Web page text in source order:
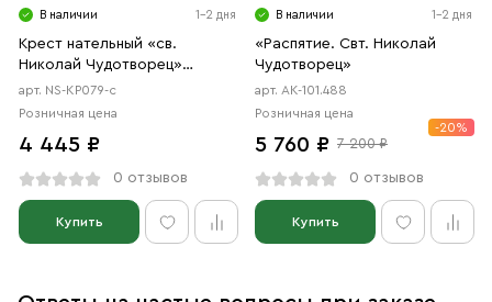
В наличии 1-2 дня
Крест нательный «св.
Николай Чудотворец»
серебро
арт. NS-КР079-с
Розничная цена
4 445 ₽
0 отзывов
Купить
В наличии 1-2 дня
«Распятие. Свт. Николай
Чудотворец»
арт. АК-101.488
Розничная цена
5 760 ₽ 7 200 ₽
-20%
0 отзывов
Купить